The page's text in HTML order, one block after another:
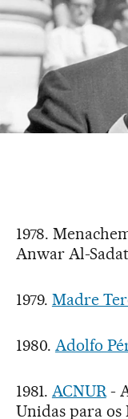
1978.
Anwar Al-
1979. Madre
1980. Adolfo
1981. ACNUR-
Unidas para os